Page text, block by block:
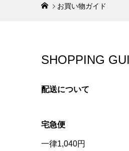
お買い物ガイド
SHOPPING
配送について
宅急便
一律1,040円